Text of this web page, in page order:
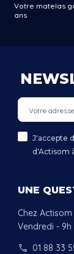
Votre matelas
ans
J'accepte
d'Actisom
UNE
Chez
Vendredi - 9h
call 01 88 33